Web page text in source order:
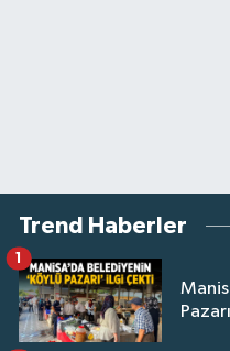
Trend Haberler
1